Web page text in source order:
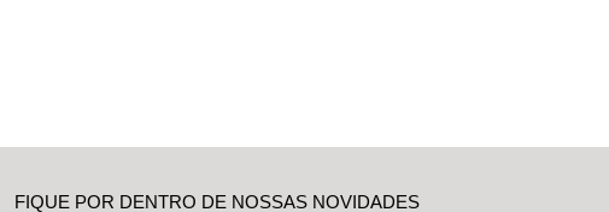
FIQUE POR DENTRO DE NOSSAS NOVIDADES